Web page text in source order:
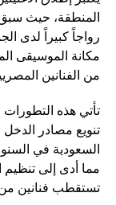
المنطقة، حيث سبق
رواجاً كبيراً لدى
مكانة الموسيقى
من الفنانين
تنويع مصادر
السعودية في
مما أدى إلى تنظيم
تستقطب فنانين من